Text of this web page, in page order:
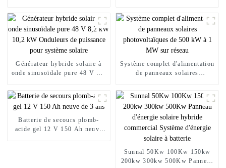
Générateur hybride solaire à
onde sinusoïdale pure 48 V 8,2
puissance pour système solaire
Système complet d'alimentation
de panneaux solaires
Batterie de secours plomb-
acide gel 12 V 150 Ah neuve
Sunnal 50Kw 100Kw 150kw
200kw 300kw 500Kw Panneau